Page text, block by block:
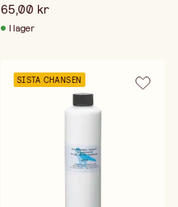
65,00 kr
I lager
SISTA CHANSEN